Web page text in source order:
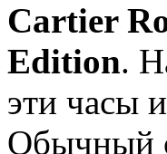
Cartier
Edition.
эти часы
Обычный